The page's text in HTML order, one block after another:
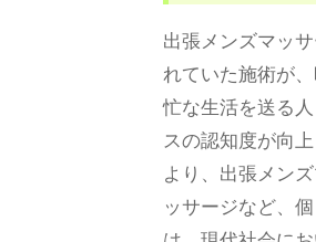
出張メンズマッ
れていた施術が
忙な生活を送る
スの認知度が向
より、出張メン
ッサージなど、